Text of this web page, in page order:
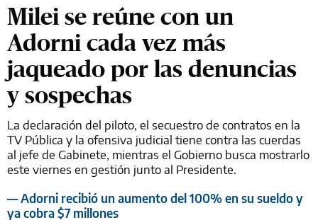
Milei se reúne con un
Adorni cada vez más
jaqueado por las denuncias
y sospechas
La declaración del piloto, el secuestro de contratos en la
TV Pública y la ofensiva judicial tiene contra las cuerdas
al jefe de Gabinete, mientras el Gobierno busca mostrarlo
este viernes en gestión junto al Presidente.
— Adorni recibió un aumento del 100% en su sueldo y
ya cobra $7 millones